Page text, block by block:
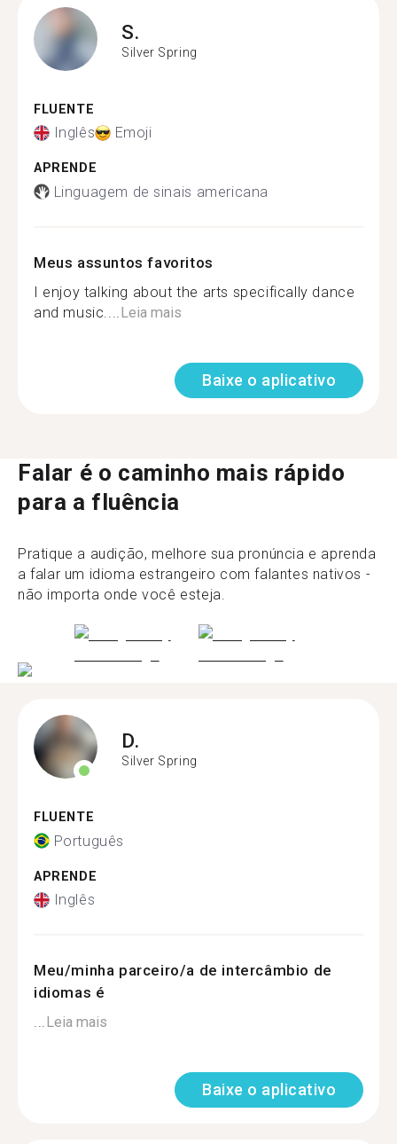
S.
Silver Spring
FLUENTE
Inglês Emoji
APRENDE
Linguagem de sinais americana
Meus assuntos favoritos
I enjoy talking about the arts specifically dance
and music.... Leia mais
Baixe o aplicativo
Falar é o caminho mais rápido
para a fluência
Pratique a audição, melhore sua pronúncia e aprenda
a falar um idioma estrangeiro com falantes nativos -
não importa onde você esteja.
D.
Silver Spring
FLUENTE
Português
APRENDE
Inglês
Meu/minha parceiro/a de intercâmbio de
idiomas é
...Leia mais
Baixe o aplicativo